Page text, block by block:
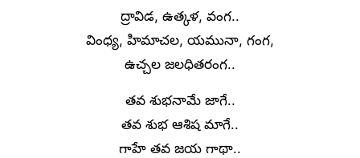
ద్రావిడ, ఉత్కళ, వంగ..
వింధ్య, హిమాచల, యమునా, గంగ,
ఉచ్చల జలధితరంగ..
తవ శుభనామే జాగే..
తవ శుభ ఆశిష మాగే..
గాహే తవ జయ గాథా..